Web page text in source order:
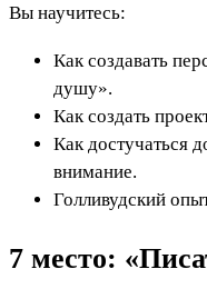
Вы научитесь:
Как создавать
душу».
Как создать
Как достучаться
внимание.
Голливудский
7 место: